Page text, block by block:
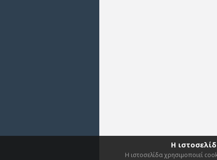
Η
Η ιστοσελίδα χρησιμοποιεί